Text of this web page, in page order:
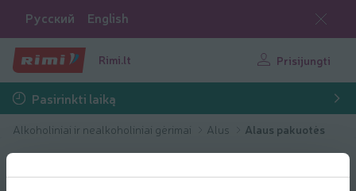
Русский English
Rimi.lt Prisijungti
Pasirinkti laiką
Alkoholiniai ir nealkoholiniai gėrimai Alus Alaus pakuotės